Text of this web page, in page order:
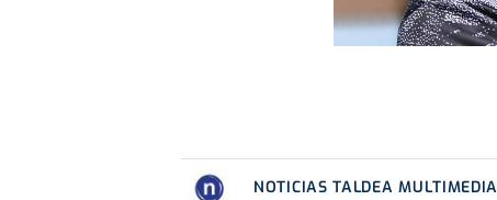
NOTICIAS TALDEA MULTIMEDIA